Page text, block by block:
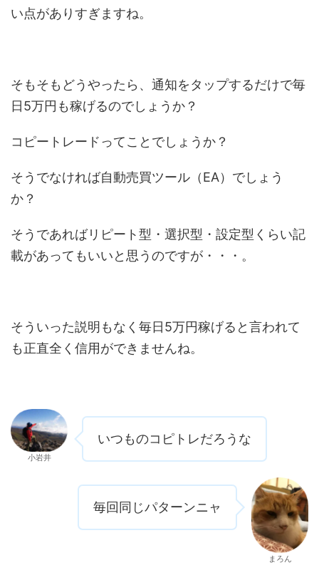
い点がありすぎますね。
そもそもどうやったら、通知をタップするだけで毎
日5万円も稼げるのでしょうか？
コピートレードってことでしょうか？
そうでなければ自動売買ツール（EA）でしょう
か？
そうであればリピート型・選択型・設定型くらい記
載があってもいいと思うのですが・・・。
そういった説明もなく毎日5万円稼げると言われて
も正直全く信用ができませんね。
小岩井
いつものコピトレだろうな
毎回同じパターンニャ
まろん